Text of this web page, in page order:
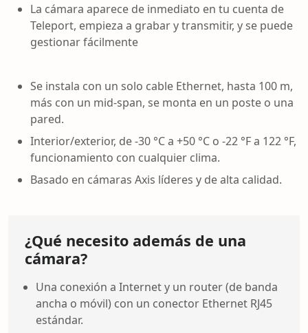
La cámara aparece de inmediato en tu cuenta de
Teleport, empieza a grabar y transmitir, y se puede
gestionar fácilmente
Se instala con un solo cable Ethernet, hasta 100 m,
más con un mid-span, se monta en un poste o una
pared.
Interior/exterior, de -30 °C a +50 °C o -22 °F a 122 °F,
funcionamiento con cualquier clima.
Basado en cámaras Axis líderes y de alta calidad.
¿Qué necesito además de una
cámara?
Una conexión a Internet y un router (de banda
ancha o móvil) con un conector Ethernet RJ45
estándar.